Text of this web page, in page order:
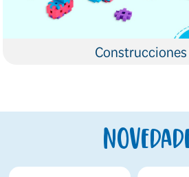
Construcciones